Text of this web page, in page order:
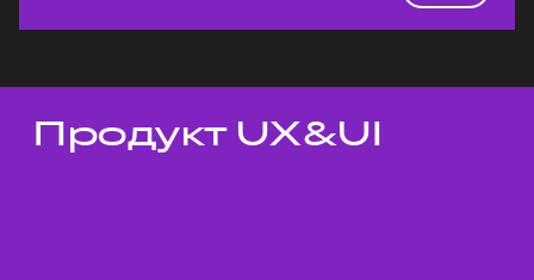
Темы докладов
Продукт UX&UI